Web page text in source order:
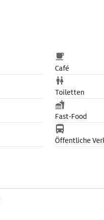
Café
Toiletten
Fast-Food
Öffentliche